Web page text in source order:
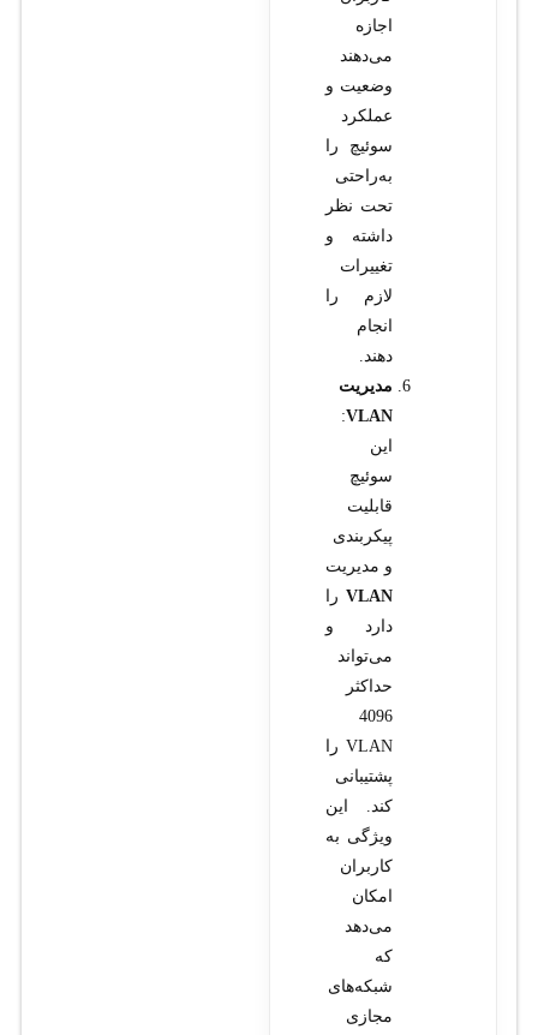
اجازه
می‌دهند
وضعیت و
عملکرد
سوئیچ را
به‌راحتی
تحت نظر
داشته و
تغییرات
لازم را
انجام
دهند.
مدیریت
VLAN
:
این
سوئیچ
قابلیت
پیکربندی
و مدیریت
VLANرا
دارد و
می‌تواند
حداکثر
4096
VLAN را
پشتیبانی
کند. این
ویژگی به
کاربران
امکان
می‌دهد
که
شبکه‌های
مجازی